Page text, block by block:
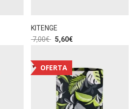
KITENGE
7,00€ 5,60€
OFERTA